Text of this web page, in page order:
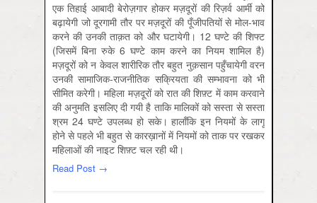
एक तिहाई आबादी बेरोज़गार होकर मज़दूरों की रिज़र्व आर्मी को
बढ़ायेगी जो दूरगामी तौर पर मज़दूरों की पूँजीपतियों से मोल-भाव
करने की उनकी ताक़त को और घटायेगी। 12 घण्टे की शिफ्ट
(जिसमें बिना रुके 6 घण्टे काम करने का नियम शामिल है)
मज़दूरों को न केवल शारीरिक तौर बहुत नुक़सान पहुँचायेगी वरन
उनकी सामाजिक-राजनीतिक सक्रियता की सम्भावना को भी
सीमित करेगी। महिला मज़दूरों को रात की शिफ़्ट में काम करवाने
की अनुमति इसलिए दी गयी है ताकि मालिकों को सस्ता से सस्ता
श्रम 24 घण्टे उपलब्ध हो सके। हालाँकि इन नियमों के लागू
होने से पहले भी बहुत से कारख़ानों में नियमों को ताक पर रखकर
महिलाओं की नाइट शिफ़्ट चल रही थी।
Read Post →